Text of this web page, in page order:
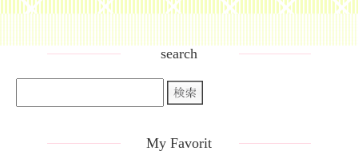
search
My Favorit